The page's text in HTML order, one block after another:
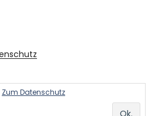
Zum Datenschutz